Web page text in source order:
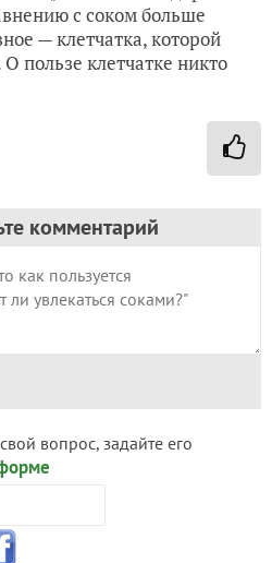
с соком больше
— клетчатка, которой
пользе клетчатке никто
комментарий
вопрос, задайте его